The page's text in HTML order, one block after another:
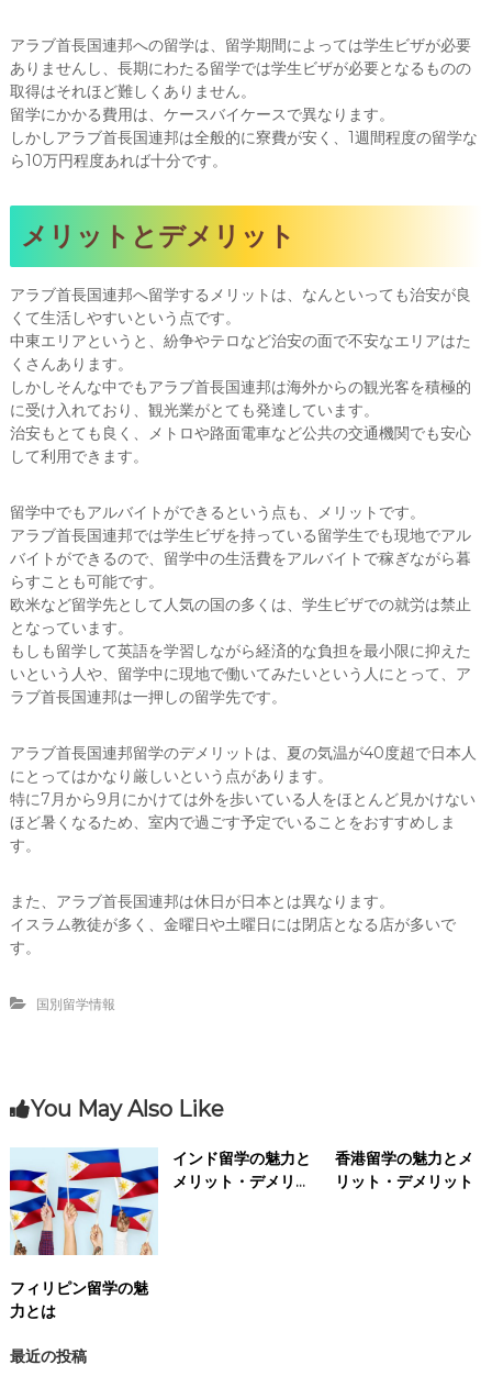
アラブ首長国連邦への留学は、留学期間によっては学生ビザが必要
ありませんし、長期にわたる留学では学生ビザが必要となるものの
取得はそれほど難しくありません。
留学にかかる費用は、ケースバイケースで異なります。
しかしアラブ首長国連邦は全般的に寮費が安く、1週間程度の留学な
ら10万円程度あれば十分です。
メリットとデメリット
アラブ首長国連邦へ留学するメリットは、なんといっても治安が良
くて生活しやすいという点です。
中東エリアというと、紛争やテロなど治安の面で不安なエリアはた
くさんあります。
しかしそんな中でもアラブ首長国連邦は海外からの観光客を積極的
に受け入れており、観光業がとても発達しています。
治安もとても良く、メトロや路面電車など公共の交通機関でも安心
して利用できます。
留学中でもアルバイトができるという点も、メリットです。
アラブ首長国連邦では学生ビザを持っている留学生でも現地でアル
バイトができるので、留学中の生活費をアルバイトで稼ぎながら暮
らすことも可能です。
欧米など留学先として人気の国の多くは、学生ビザでの就労は禁止
となっています。
もしも留学して英語を学習しながら経済的な負担を最小限に抑えた
いという人や、留学中に現地で働いてみたいという人にとって、ア
ラブ首長国連邦は一押しの留学先です。
アラブ首長国連邦留学のデメリットは、夏の気温が40度超で日本人
にとってはかなり厳しいという点があります。
特に7月から9月にかけては外を歩いている人をほとんど見かけない
ほど暑くなるため、室内で過ごす予定でいることをおすすめしま
す。
また、アラブ首長国連邦は休日が日本とは異なります。
イスラム教徒が多く、金曜日や土曜日には閉店となる店が多いで
す。
国別留学情報
You May Also Like
フィリピン留学の魅
力とは
インド留学の魅力と
メリット・デメリッ
香港留学の魅力とメ
リット・デメリット
最近の投稿